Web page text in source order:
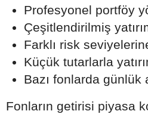
Profesyonel portföy
Çeşitlendirilmiş
Farklı risk
Küçük tutarlarla
Bazı fonlarda günlük
Fonların getirisi piyasa